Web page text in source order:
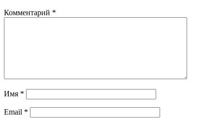
Комментарий *
Имя *
Email *